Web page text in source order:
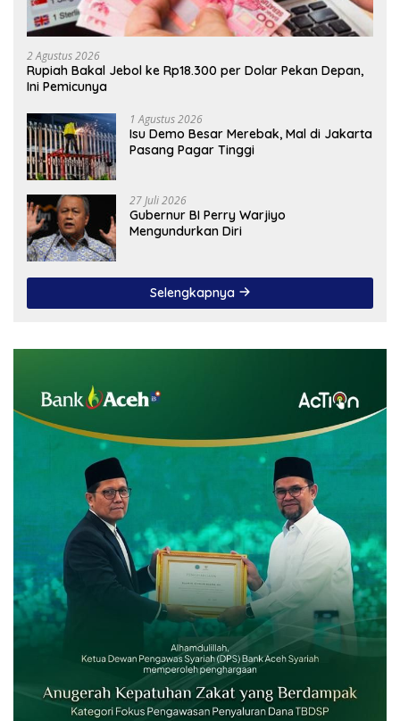
2 Agustus 2026
Rupiah Bakal Jebol ke Rp18.300 per Dolar Pekan Depan,
Ini Pemicunya
1 Agustus 2026
Isu Demo Besar Merebak, Mal di Jakarta
Pasang Pagar Tinggi
27 Juli 2026
Gubernur BI Perry Warjiyo
Mengundurkan Diri
Selengkapnya